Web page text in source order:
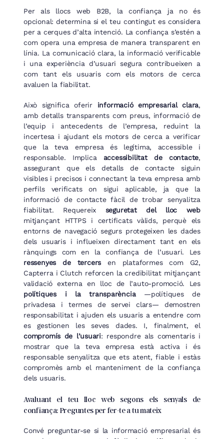
Per als llocs web B2B, la confiança ja no és
opcional: determina si el teu contingut es considera
per a cerques d’alta intenció. La confiança s’estén a
com opera una empresa de manera transparent en
línia. La comunicació clara, la informació verificable
i una experiència d’usuari segura contribueixen a
com tant els usuaris com els motors de cerca
avaluen la fiabilitat.
Això significa oferir informació empresarial clara,
amb detalls transparents com preus, informació de
l’equip i antecedents de l’empresa, reduint la
incertesa i ajudant els motors de cerca a verificar
que la teva empresa és legítima, accessible i
responsable. Implica accessibilitat de contacte,
assegurant que els detalls de contacte siguin
visibles i precisos i connectant la teva empresa amb
perfils verificats on sigui aplicable, ja que la
informació de contacte fàcil de trobar senyalitza
fiabilitat. Requereix seguretat del lloc web
mitjançant HTTPS i certificats vàlids, perquè els
entorns de navegació segurs protegeixen les dades
dels usuaris i influeixen directament tant en els
rànquings com en la confiança de l’usuari. Les
ressenyes de tercersen plataformes com G2,
Capterra i Clutch reforcen la credibilitat mitjançant
validació externa en lloc de l’auto-promoció. Les
polítiques i la transparència—polítiques de
privadesa i termes de servei clars— demostren
responsabilitat i ajuden els usuaris a entendre com
es gestionen les seves dades. I, finalment, el
compromís de l’usuari: respondre als comentaris i
mostrar que la teva empresa està activa i és
responsable senyalitza que ets atent, fiable i estàs
compromès amb el manteniment de la confiança
dels usuaris.
Avaluant el teu lloc web segons els senyals de
confiança: Preguntes per fer-te a tu mateix
Convé preguntar-se si la informació empresarial és